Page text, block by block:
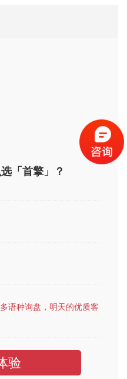
哪家？
排行
的公司是哪家？
好？比较靠谱？
2017-11-01
的公司是哪家？
2017-11-01
力的？
2017-11-01
「首擎」？
语种询盘，明天的优质客
验